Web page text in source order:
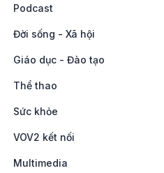
Podcast
Đời sống - Xã hội
Giáo dục - Đào tạo
Thể thao
Sức khỏe
VOV2 kết nối
Multimedia